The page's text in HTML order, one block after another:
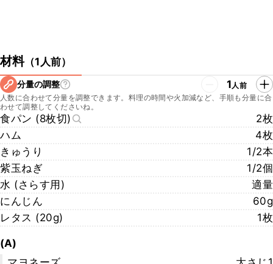
材料（1人前）
分量の調整 1人前
人数に合わせて分量を調整できます。料理の時間や火加減など、手順も分量に合
わせて調整してくださいね。
食パン (8枚切)
2枚
ハム
4枚
きゅうり
1/2本
紫玉ねぎ
1/2個
水 (さらす用)
適量
にんじん
60g
レタス (20g)
1枚
(A)